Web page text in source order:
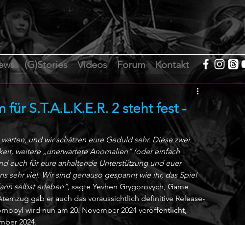
(G)Stories Videos Forum Kontakt
S.T.A.L.K.E.R. 2 steht fest -
und wir schätzen eure Geduld sehr. Diese zwei
weitere „unerwartete Anomalien“ (oder einfach
euch für eure anhaltende Unterstützung und euer
sehr viel. Wir sind genauso gespannt wie ihr, das Spiel
selbst erleben”, sagte Yevhen Grygorovych, Game
gab er auch das voraussichtlich definitive Release-
wird nun am 20. November 2024 veröffentlicht,
2024.